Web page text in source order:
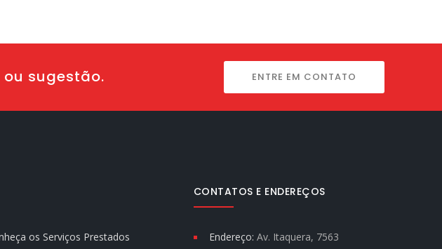
sugestão. ENTRE EM CONTATO
os Serviços Prestados
CONTATOS E ENDEREÇOS
Endereço: Av. Itaquera, 7563